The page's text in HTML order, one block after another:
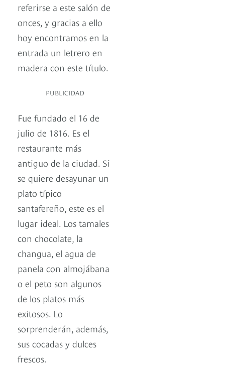
referirse a este salón de
onces, y gracias a ello
hoy encontramos en la
entrada un letrero en
madera con este título.
PUBLICIDAD
Fue fundado el 16 de
julio de 1816. Es el
restaurante más
antiguo de la ciudad. Si
se quiere desayunar un
plato típico
santafereño, este es el
lugar ideal. Los tamales
con chocolate, la
changua, el agua de
panela con almojábana
o el peto son algunos
de los platos más
exitosos. Lo
sorprenderán, además,
sus cocadas y dulces
frescos.